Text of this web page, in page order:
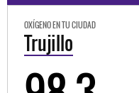
OXÍGENO EN TU CIUDAD
Trujillo